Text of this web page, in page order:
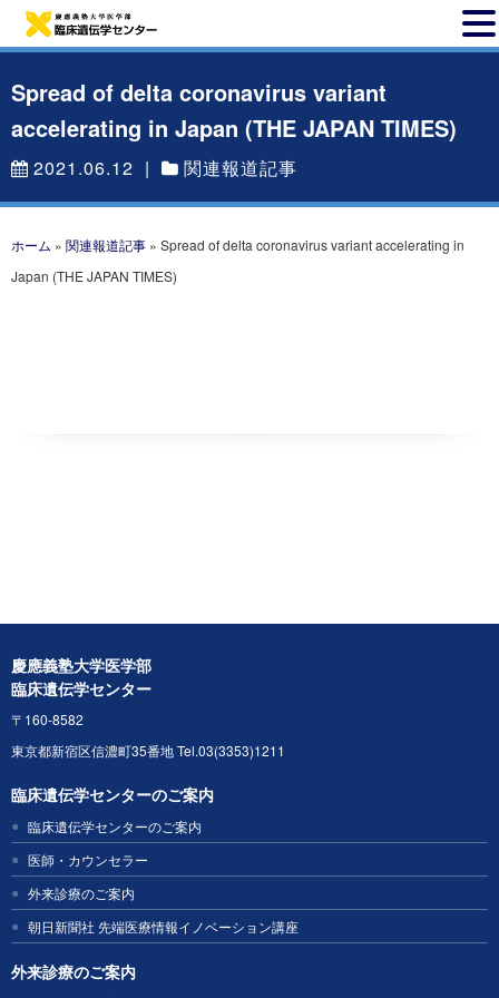
Spread of delta coronavirus variant
accelerating in Japan (THE JAPAN TIMES)
2021.06.12 | 関連報道記事
ホーム » 関連報道記事 » Spread of delta coronavirus variant accelerating in
Japan (THE JAPAN TIMES)
慶應義塾大学医学部
臨床遺伝学センター
〒160-8582
東京都新宿区信濃町35番地 Tel.03(3353)1211
臨床遺伝学センターのご案内
臨床遺伝学センターのご案内
医師・カウンセラー
外来診療のご案内
朝日新聞社 先端医療情報イノベーション講座
外来診療のご案内